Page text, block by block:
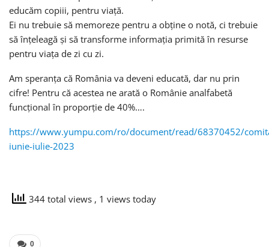
educăm copiii, pentru viață.
Ei nu trebuie să memoreze pentru a obține o notă, ci trebuie
să înțeleagă și să transforme informația primită în resurse
pentru viața de zi cu zi.
Am speranța că România va deveni educată, dar nu prin
cifre! Pentru că acestea ne arată o Românie analfabetă
funcțional în proporție de 40%….
https://www.yumpu.com/ro/document/read/68370452/
iunie-iulie-2023
344 total views , 1 views today
0